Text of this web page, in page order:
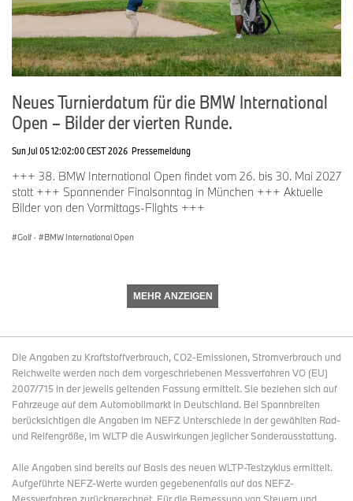
Neues Turnierdatum für die BMW International
Open – Bilder der vierten Runde.
Sun Jul 05 12:02:00 CEST 2026 Pressemeldung
+++ 38. BMW International Open findet vom 26. bis 30. Mai 2027
statt +++ Spannender Finalsonntag in München +++ Aktuelle
Bilder von den Vormittags-Flights +++
Golf · BMW International Open
MEHR ANZEIGEN
Die Angaben zu Kraftstoffverbrauch, CO2-Emissionen, Stromverbrauch und
Reichweite werden nach dem vorgeschriebenen Messverfahren VO (EU)
2007/715 in der jeweils geltenden Fassung ermittelt. Sie beziehen sich auf
Fahrzeuge auf dem Automobilmarkt in Deutschland. Bei Spannbreiten
berücksichtigen die Angaben im NEFZ Unterschiede in der gewählten Rad-
und Reifengröße, im WLTP die Auswirkungen jeglicher Sonderausstattung.
Alle Angaben sind bereits auf Basis des neuen WLTP-Testzyklus ermittelt.
Aufgeführte NEFZ-Werte wurden gegebenenfalls auf das NEFZ-